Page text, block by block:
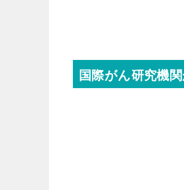
国際がん研究機